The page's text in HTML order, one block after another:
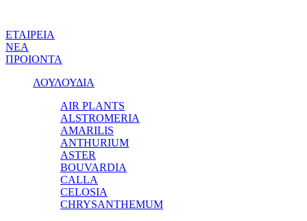
ΕΤΑΙΡΕΙΑ
ΝΕΑ
ΠΡΟΙΟΝΤΑ
ΛΟΥΛΟΥΔΙΑ
AIR PLANTS
ALSTROMERIA
AMARILIS
ANTHURIUM
ASTER
BOUVARDIA
CALLA
CELOSIA
CHRYSANTHEMUM